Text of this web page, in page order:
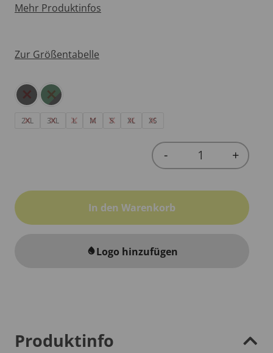
Mehr Produktinfos
Zur Größentabelle
2XL 3XL L M S XL XS
Quantity
- +
In den Warenkorb
water_dropLogo hinzufügen
Produktinfo